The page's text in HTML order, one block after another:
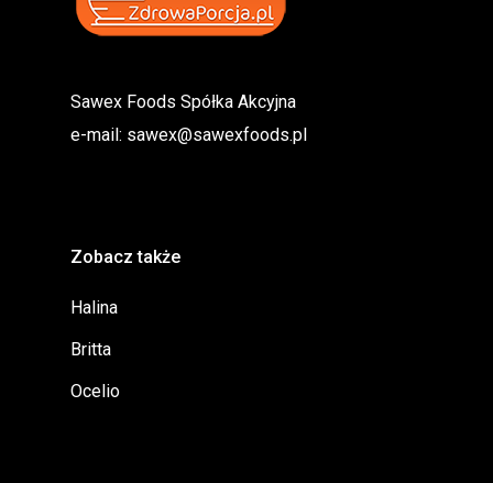
Sawex Foods Spółka Akcyjna
e-mail: sawex@sawexfoods.pl
Zobacz także
Halina
Britta
Ocelio